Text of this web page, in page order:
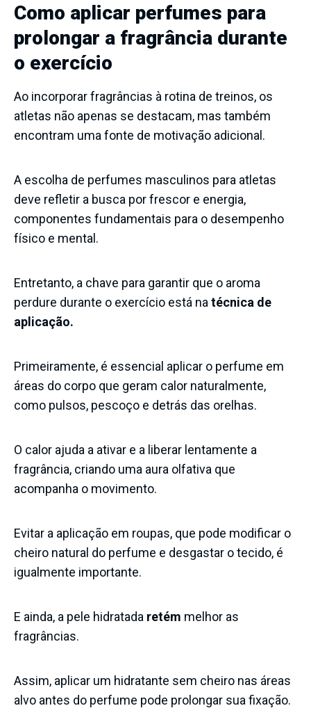
Como aplicar perfumes para
prolongar a fragrância durante
o exercício
Ao incorporar fragrâncias à rotina de treinos, os
atletas não apenas se destacam, mas também
encontram uma fonte de motivação adicional.
A escolha de perfumes masculinos para atletas
deve refletir a busca por frescor e energia,
componentes fundamentais para o desempenho
físico e mental.
Entretanto, a chave para garantir que o aroma
perdure durante o exercício está na técnica de
aplicação.
Primeiramente, é essencial aplicar o perfume em
áreas do corpo que geram calor naturalmente,
como pulsos, pescoço e detrás das orelhas.
O calor ajuda a ativar e a liberar lentamente a
fragrância, criando uma aura olfativa que
acompanha o movimento.
Evitar a aplicação em roupas, que pode modificar o
cheiro natural do perfume e desgastar o tecido, é
igualmente importante.
E ainda, a pele hidratada retém melhor as
fragrâncias.
Assim, aplicar um hidratante sem cheiro nas áreas
alvo antes do perfume pode prolongar sua fixação.